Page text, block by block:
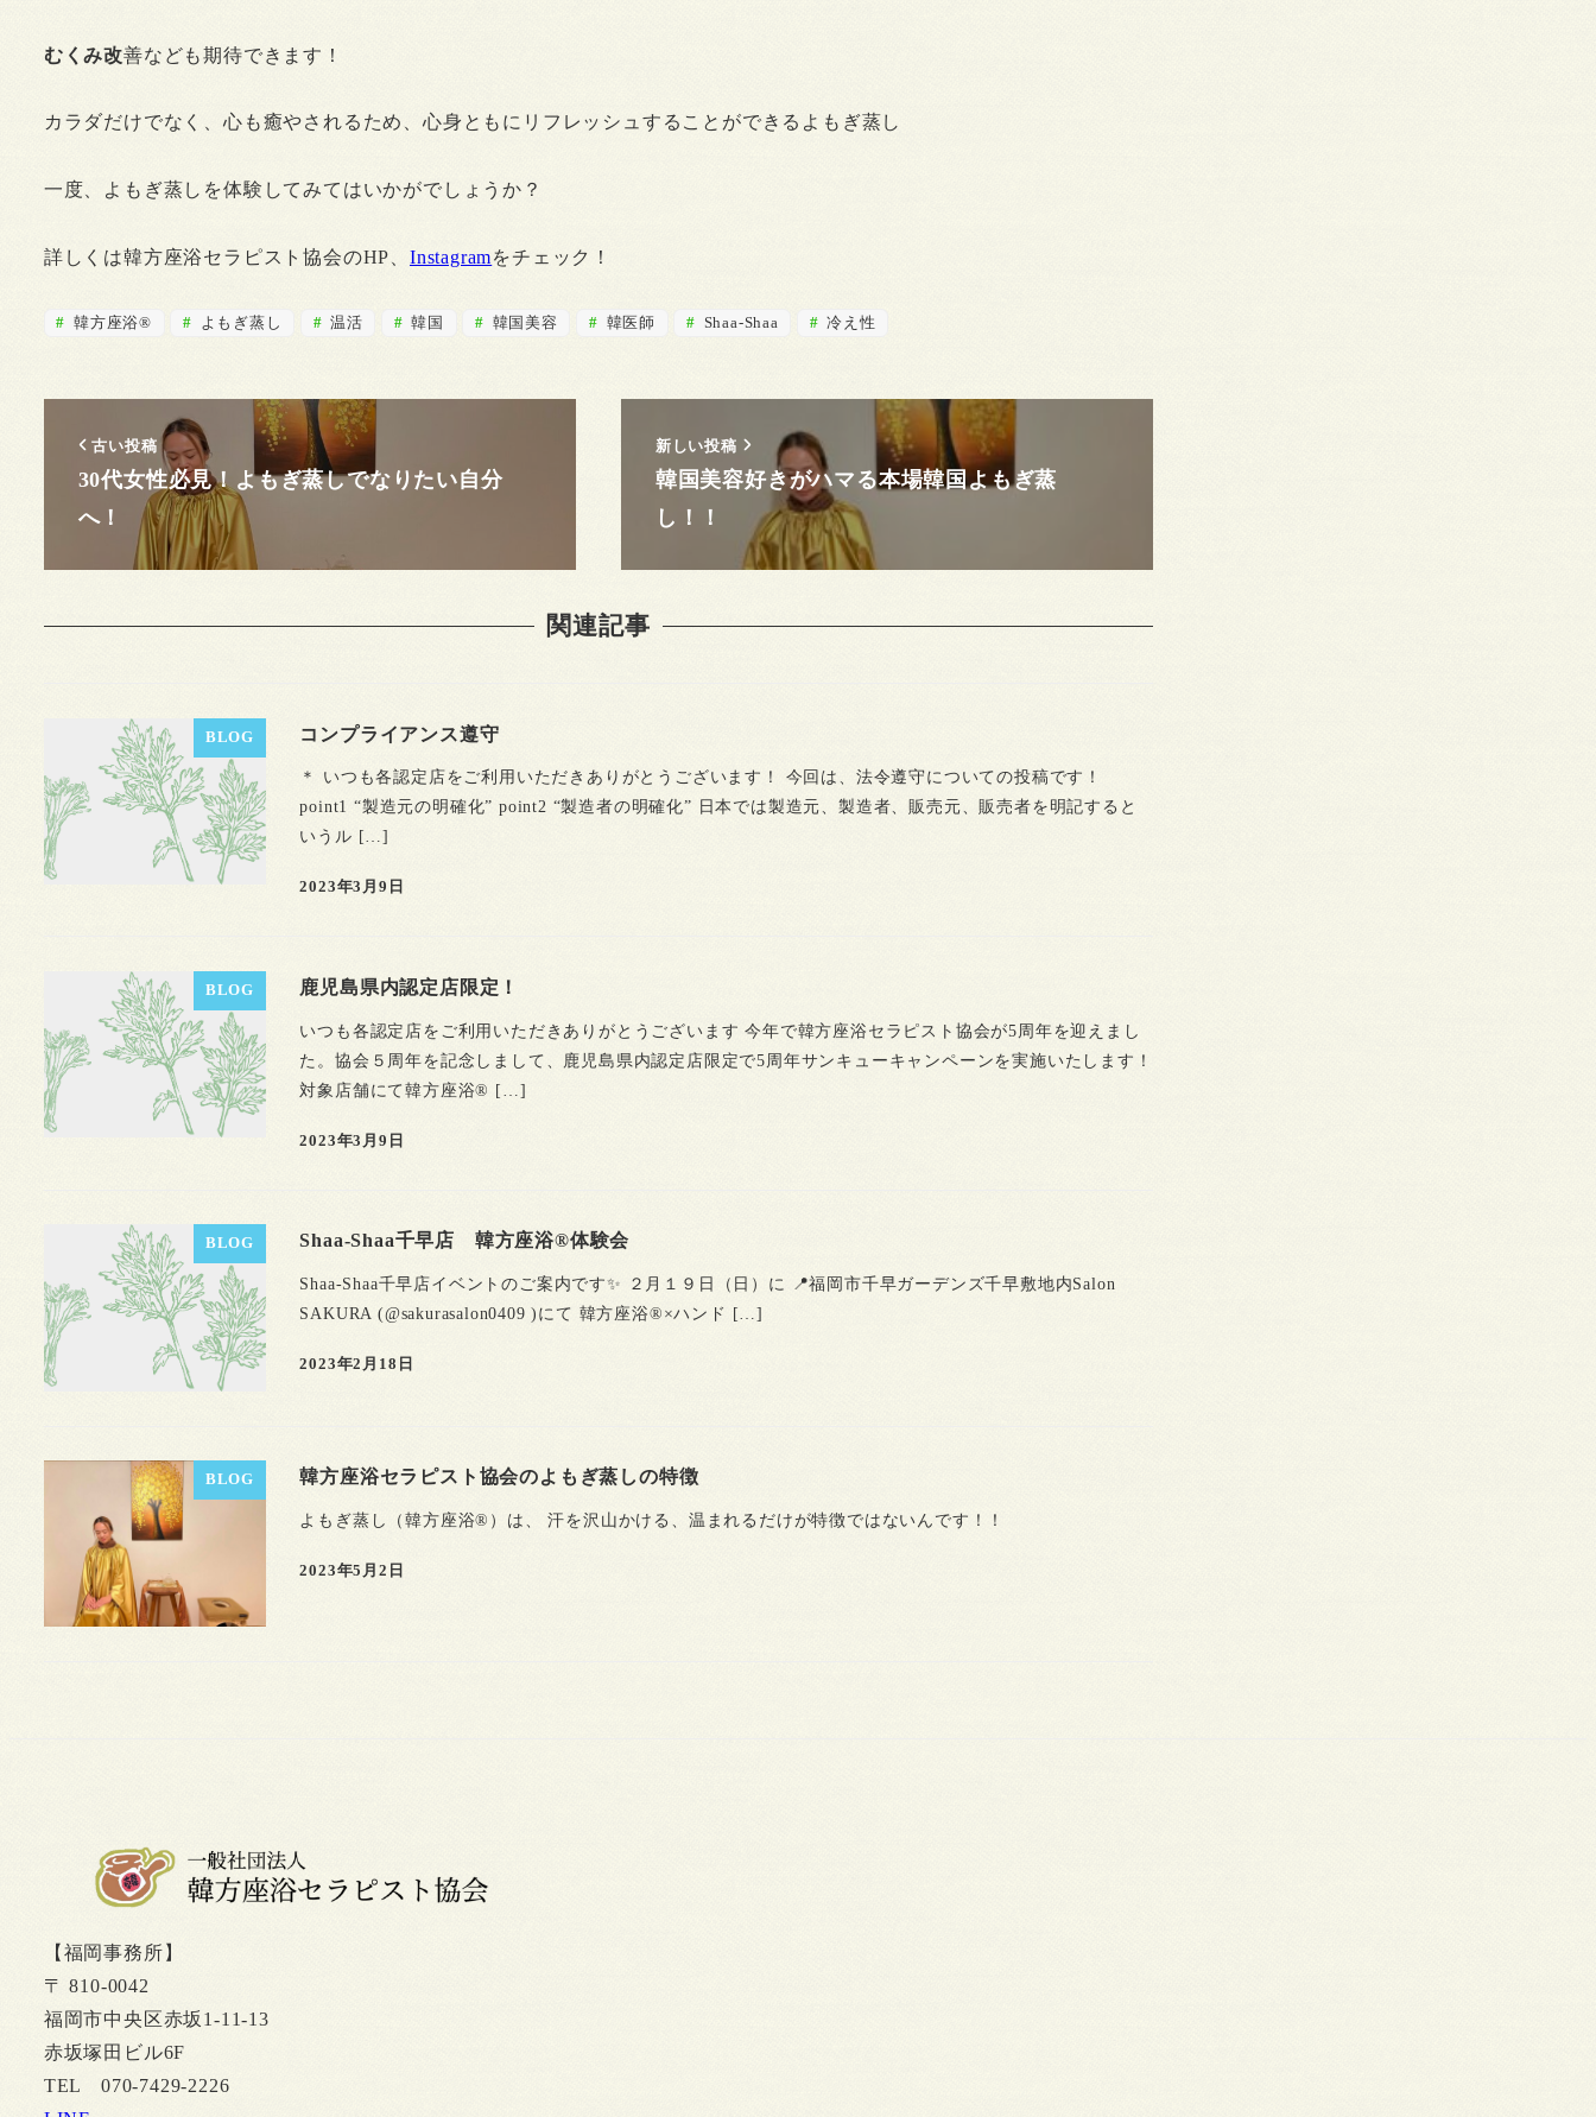
むくみ改善なども期待できます！
カラダだけでなく、心も癒やされるため、心身ともにリフレッシュすることができるよもぎ蒸し
一度、よもぎ蒸しを体験してみてはいかがでしょうか？
詳しくは韓方座浴セラピスト協会のHP、 Instagramをチェック！
韓方座浴® よもぎ蒸し 温活 韓国 韓国美容 韓医師 Shaa-Shaa 冷え性
古い投稿
30代女性必見！よもぎ蒸しでなりたい自分
へ！
新しい投稿
韓国美容好きがハマる本場韓国よもぎ蒸
し！！
関連記事
BLOG コンプライアンス遵守
＊ いつも各認定店をご利用いただきありがとうございます！ 今回は、法令遵守についての投稿です！
point1 “製造元の明確化” point2 “製造者の明確化” 日本では製造元、製造者、販売元、販売者を明記すると
いうル […]
2023年3月9日
BLOG 鹿児島県内認定店限定！
いつも各認定店をご利用いただきありがとうございます 今年で韓方座浴セラピスト協会が5周年を迎えまし
た。協会５周年を記念しまして、鹿児島県内認定店限定で5周年サンキューキャンペーンを実施いたします！
対象店舗にて韓方座浴® […]
2023年3月9日
BLOG Shaa-Shaa千早店 韓方座浴®体験会
Shaa-Shaa千早店イベントのご案内です✨ ２月１９日（日）に 📍福岡市千早ガーデンズ千早敷地内Salon
SAKURA (@sakurasalon0409 )にて 韓方座浴®︎×ハンド […]
2023年2月18日
BLOG 韓方座浴セラピスト協会のよもぎ蒸しの特徴
よもぎ蒸し（韓方座浴®︎）は、 汗を沢山かける、温まれるだけが特徴ではないんです！！
2023年5月2日
【福岡事務所】
〒 810-0042
福岡市中央区赤坂1-11-13
赤坂塚田ビル6F
TEL 070-7429-2226